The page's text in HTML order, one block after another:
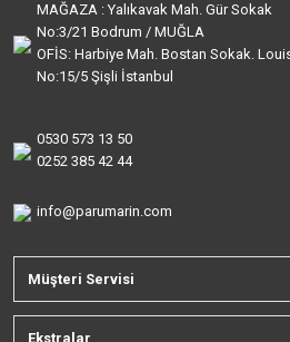
MAĞAZA : Yalıkavak Mah. Gür Sokak
No:3/21 Bodrum / MUĞLA
OFİS: Harbiye Mah. Bostan Sokak.
No:15/5 Şişli İstanbul
0530 573 13 50
0252 385 42 44
info@parumarin.com
Müşteri Servisi
Ekstralar